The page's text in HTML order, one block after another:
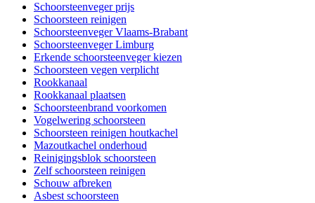
Schoorsteenveger prijs
Schoorsteen reinigen
Schoorsteenveger Vlaams-Brabant
Schoorsteenveger Limburg
Erkende schoorsteenveger kiezen
Schoorsteen vegen verplicht
Rookkanaal
Rookkanaal plaatsen
Schoorsteenbrand voorkomen
Vogelwering schoorsteen
Schoorsteen reinigen houtkachel
Mazoutkachel onderhoud
Reinigingsblok schoorsteen
Zelf schoorsteen reinigen
Schouw afbreken
Asbest schoorsteen